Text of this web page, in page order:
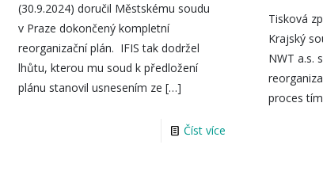
(30.9.2024) doručil Městskému soudu
v Praze dokončený kompletní
reorganizační plán. IFIS tak dodržel
lhůtu, kterou mu soud k předložení
plánu stanovil usnesením ze […]
Číst více
Tisková
Krajský
NWT a.s.
proces